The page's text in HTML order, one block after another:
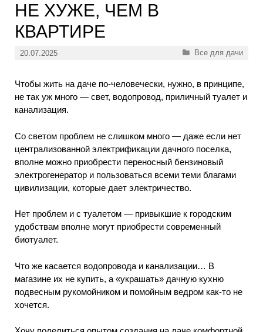
НЕ ХУЖЕ, ЧЕМ В
КВАРТИРЕ
20.07.2025 Рубрики
Все для дачи
Чтобы жить на даче по-человечески, нужно, в принципе,
не так уж много — свет, водопровод, приличный туалет и
канализация.
Со светом проблем не слишком много — даже если нет
централизованной электрификации дачного поселка,
вполне можно приобрести переносный бензиновый
электрогенератор и пользоваться всеми теми благами
цивилизации, которые дает электричество.
Нет проблем и с туалетом — привыкшие к городским
удобствам вполне могут приобрести современный
биотуалет.
Что же касается водопровода и канализации… В
магазине их не купить, а «украшать» дачную кухню
подвесным рукомойником и помойным ведром как-то не
хочется.